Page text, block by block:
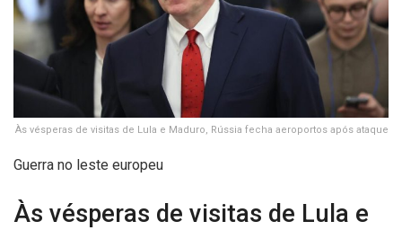
Às vésperas de visitas de Lula e Maduro, Rússia fecha aeroportos após ataque
Guerra no leste europeu
Às vésperas de visitas de Lula e